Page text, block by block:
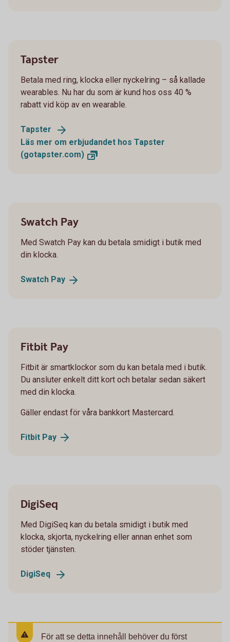
Tapster
Betala med ring, klocka eller nyckelring – så kallade
wearables. Nu har du som är kund hos oss 40 %
rabatt vid köp av en wearable.
Tapster
Läs mer om erbjudandet hos Tapster
(gotapster.com)
Swatch Pay
Med Swatch Pay kan du betala smidigt i butik med
din klocka.
Swatch Pay
Fitbit Pay
Fitbit är smartklockor som du kan betala med i butik.
Du ansluter enkelt ditt kort och betalar sedan säkert
med din klocka.
Gäller endast för våra bankkort Mastercard.
Fitbit Pay
DigiSeq
Med DigiSeq kan du betala smidigt i butik med
klocka, skjorta, nyckelring eller annan enhet som
stöder tjänsten.
DigiSeq
För att se detta innehåll behöver du först